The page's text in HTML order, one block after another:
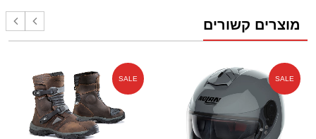
מוצרים קשורים
SALE
SALE